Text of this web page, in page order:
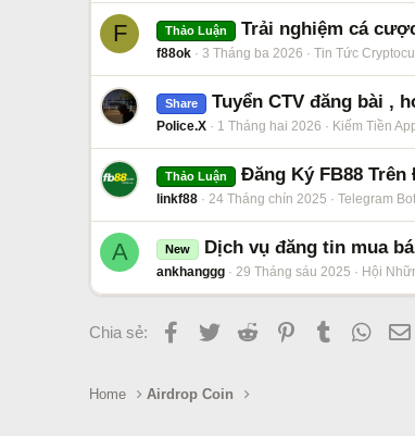
F Thảo Luận Trải nghiệm cá
f88ok 3 Tháng ba 2026 Tin Tức
Share Tuyển CTV đăng bài ,
Police.X 1 Tháng hai 2026 Kiếm Tiền
Thảo Luận Đăng Ký FB88
linkf88 24 Tháng chín 2025 Telegram
A New Dịch vụ đăng tin mua
ankhanggg 29 Tháng sáu 2025 Hội
Chia sẻ: Facebook
Twitter Reddit PinterestTumblr
Home Airdrop Coin